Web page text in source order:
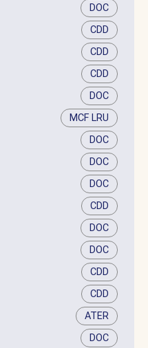
DOC
CDD
CDD
CDD
DOC
MCF LRU
DOC
DOC
DOC
CDD
DOC
DOC
CDD
CDD
ATER
DOC